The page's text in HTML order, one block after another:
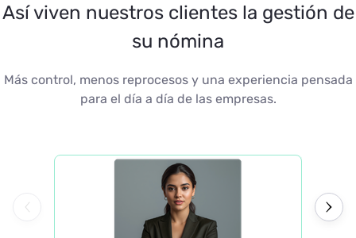
Así viven nuestros clientes la gestión de
su nómina
Más control, menos reprocesos y una experiencia pensada
para el día a día de las empresas.